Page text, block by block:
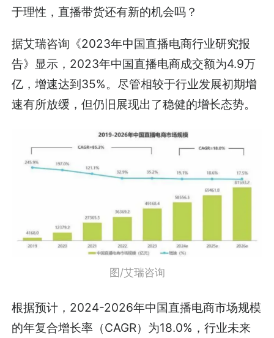
于理性，直播带货还有新的机会吗？
据艾瑞咨询《2023年中国直播电商行业研究报
告》显示，2023年中国直播电商成交额为4.9万
亿，增速达到35%。尽管相较于行业发展初期增
速有所放缓，但仍旧展现出了稳健的增长态势。
图/艾瑞咨询
根据预计，2024-2026年中国直播电商市场规模
的年复合增长率（CAGR）为18.0%，行业未来